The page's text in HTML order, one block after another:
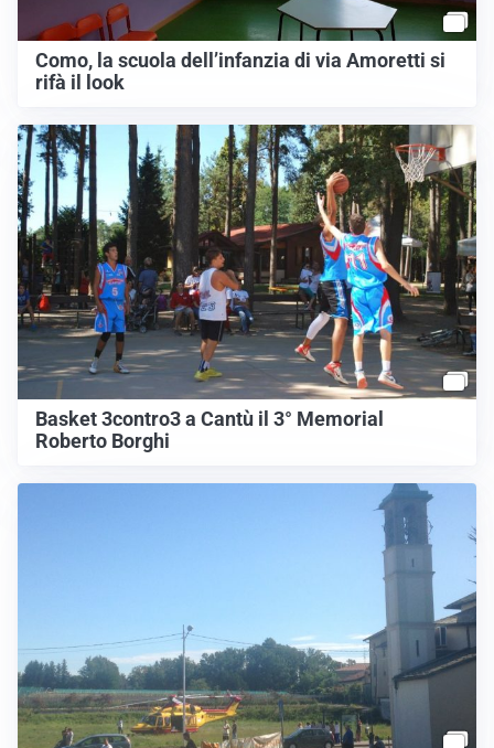
Como, la scuola dell’infanzia di via Amoretti si
rifà il look
Basket 3contro3 a Cantù il 3° Memorial
Roberto Borghi